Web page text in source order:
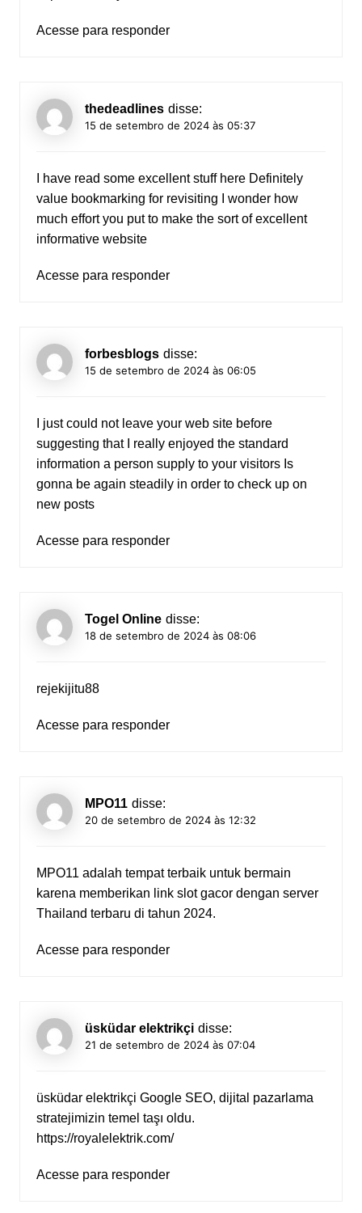
Acesse para responder
thedeadlines disse:
15 de setembro de 2024 às 05:37
I have read some excellent stuff here Definitely
value bookmarking for revisiting I wonder how
much effort you put to make the sort of excellent
informative website
Acesse para responder
forbesblogs disse:
15 de setembro de 2024 às 06:05
I just could not leave your web site before
suggesting that I really enjoyed the standard
information a person supply to your visitors Is
gonna be again steadily in order to check up on
new posts
Acesse para responder
Togel Online disse:
18 de setembro de 2024 às 08:06
rejekijitu88
Acesse para responder
MPO11 disse:
20 de setembro de 2024 às 12:32
MPO11 adalah tempat terbaik untuk bermain
karena memberikan link slot gacordengan server
Thailand terbaru di tahun 2024.
Acesse para responder
üsküdar elektrikçi disse:
21 de setembro de 2024 às 07:04
üsküdar elektrikçi Google SEO, dijital pazarlama
stratejimizin temel taşı oldu.
https://royalelektrik.com/
Acesse para responder